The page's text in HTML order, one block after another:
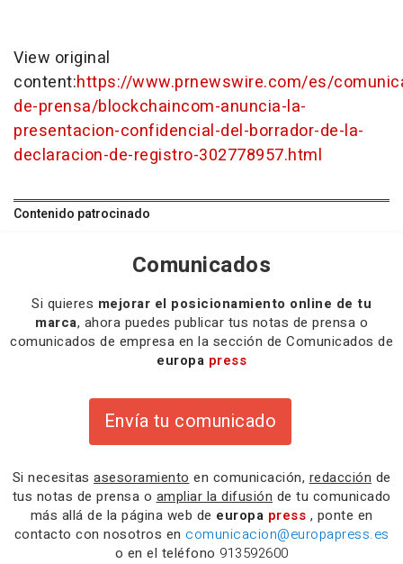
View original
content:https://www.prnewswire.com/es/
de-prensa/blockchaincom-anuncia-la-
presentacion-confidencial-del-borrador-de-la-
declaracion-de-registro-302778957.html
Contenido patrocinado
Comunicados
Si quieres mejorar el posicionamiento online de tu
marca, ahora puedes publicar tus notas de prensa o
comunicados de empresa en la sección de Comunicados de
europa press
Envía tu comunicado
Si necesitas asesoramiento en comunicación, redacción de
tus notas de prensa o ampliar la difusión de tu comunicado
más allá de la página web de europa press , ponte en
contacto con nosotros en comunicacion@europapress.es
o en el teléfono 913592600